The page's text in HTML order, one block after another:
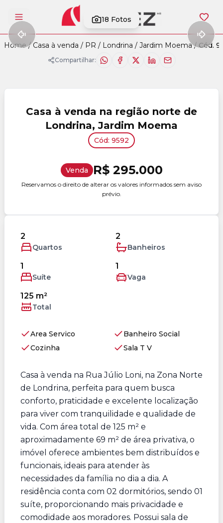
Abrir menu 18 Fotos
Home / Casa à venda / PR / Londrina / Jardim Moema / Cód.
Compartilhar:
Casa à venda na região norte de
Londrina, Jardim Moema
Cód: 9592
Venda R$ 295.000
Reservamos o direito de alterar os valores informados sem aviso
prévio.
2
Quartos
2
Banheiros
1
Suíte
1
Vaga
125 m²
Total
Area Servico
Banheiro Social
Cozinha
Sala T V
Casa à venda na Rua Júlio Loni, na Zona Norte
de Londrina, perfeita para quem busca
conforto, praticidade e excelente localização
para viver com tranquilidade e qualidade de
vida. Com área total de 125 m² e
aproximadamente 69 m² de área privativa, o
imóvel oferece ambientes bem distribuídos e
funcionais, ideais para atender às
necessidades da família no dia a dia. A
residência conta com 02 dormitórios, sendo 01
suíte, proporcionando mais privacidade e
comodidade aos moradores. Possui sala de